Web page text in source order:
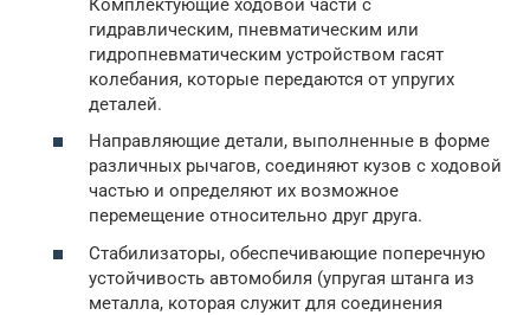
Комплектующие ходовой части с
гидравлическим, пневматическим или
гидропневматическим устройством гасят
колебания, которые передаются от упругих
деталей.
Направляющие детали, выполненные в форме
различных рычагов, соединяют кузов с ходовой
частью и определяют их возможное
перемещение относительно друг друга.
Стабилизаторы, обеспечивающие поперечную
устойчивость автомобиля (упругая штанга из
металла, которая служит для соединения